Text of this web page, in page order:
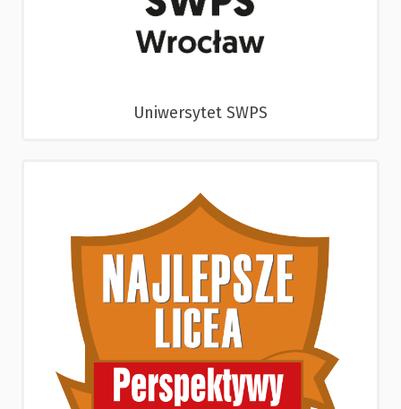
Uniwersytet SWPS